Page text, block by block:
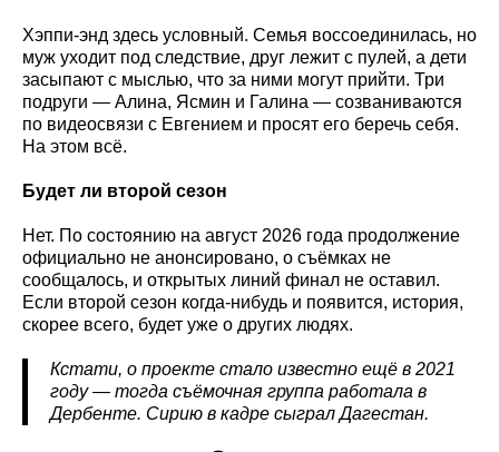
Хэппи-энд здесь условный. Семья воссоединилась, но
муж уходит под следствие, друг лежит с пулей, а дети
засыпают с мыслью, что за ними могут прийти. Три
подруги — Алина, Ясмин и Галина — созваниваются
по видеосвязи с Евгением и просят его беречь себя.
На этом всё.
Будет ли второй сезон
Нет. По состоянию на август 2026 года продолжение
официально не анонсировано, о съёмках не
сообщалось, и открытых линий финал не оставил.
Если второй сезон когда-нибудь и появится, история,
скорее всего, будет уже о других людях.
Кстати, о проекте стало известно ещё в 2021
году — тогда съёмочная группа работала в
Дербенте. Сирию в кадре сыграл Дагестан.